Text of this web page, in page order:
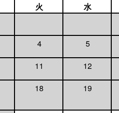
火 水
4 5
11 12
18 19